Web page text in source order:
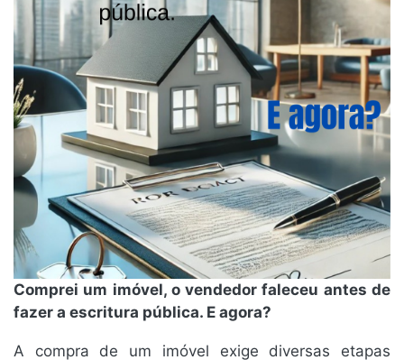
Comprei um imóvel, o vendedor faleceu antes de
fazer a escritura pública. E agora?
A compra de um imóvel exige diversas etapas